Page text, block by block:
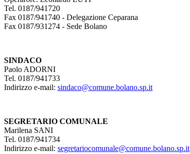
Tel. 0187/941720
Fax 0187/941740 - Delegazione Ceparana
Fax 0187/931274 - Sede Bolano
SINDACO
Paolo ADORNI
Tel. 0187/941733
Indirizzo e-mail: sindaco@comune.bolano.sp.it
SEGRETARIO COMUNALE
Marilena SANI
Tel. 0187/941734
Indirizzo e-mail: segretariocomunale@comune.bolano.sp.it